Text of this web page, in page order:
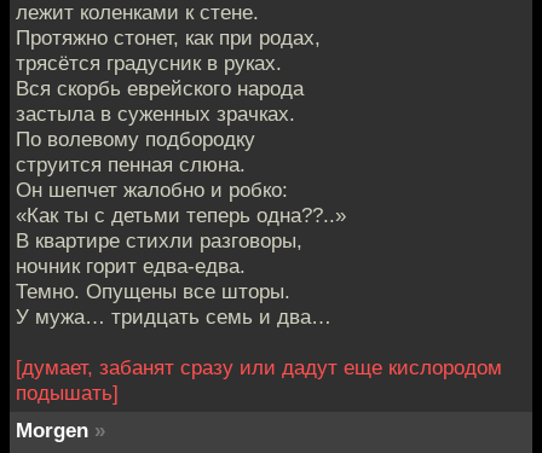
лежит коленками к стене.
Протяжно стонет, как при родах,
трясётся градусник в руках.
Вся скорбь еврейского народа
застыла в суженных зрачках.
По волевому подбородку
струится пенная слюна.
Он шепчет жалобно и робко:
«Как ты с детьми теперь одна??..»
В квартире стихли разговоры,
ночник горит едва-едва.
Темно. Опущены все шторы.
У мужа… тридцать семь и два…
[думает, забанят сразу или дадут еще кислородом
подышать]
Morgen »